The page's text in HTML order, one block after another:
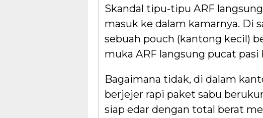
Skandal tipu-tipu ARF
masuk ke dalam kamarnya. Di
sebuah pouch (kantong kecil)
muka ARF langsung pucat pasi
Bagaimana tidak, di dalam
berjejer rapi paket sabu
siap edar dengan total berat